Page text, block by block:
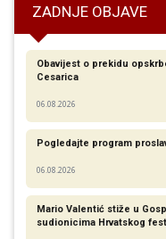
ZADNJE OBJAVE
Obavijest o prekidu
Cesarica
06.08.2026
Pogledajte program
06.08.2026
Mario Valentić stiže u
sudionicima Hrvatskog